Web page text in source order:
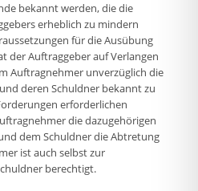
bekannt werden, die die
erheblich zu mindern
für die Ausübung
der Auftraggeber auf Verlangen
Auftragnehmer unverzüglich die
deren Schuldner bekannt zu
erforderlichen
die dazugehörigen
dem Schuldner die Abtretung
ist auch selbst zur
berechtigt.